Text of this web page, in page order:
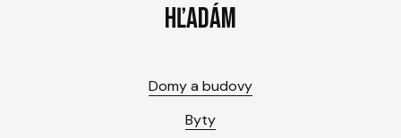
HĽADÁM
Domy a budovy
Byty